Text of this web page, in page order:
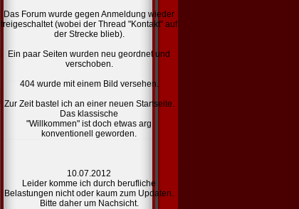
Das Forum wurde gegen Anmeldung wieder
freigeschaltet (wobei der Thread "Kontakt" auf
der Strecke blieb).
Ein paar Seiten wurden neu geordnet und
verschoben.
404wurde mit einem Bild versehen.
Zur Zeit bastel ich an einer neuen Startseite.
Das klassische
"Willkommen" ist doch etwas arg
konventionell geworden.
10.07.2012
Leider komme ich durch berufliche
Belastungen nicht oder kaum zum Updaten.
Bitte daher um Nachsicht.